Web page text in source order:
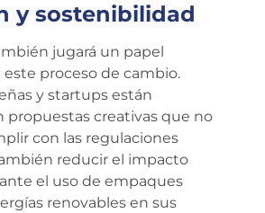
y sostenibilidad
jugará un papel
proceso de cambio.
y startups están
propuestas creativas que no
con las regulaciones
reducir el impacto
el uso de empaques
renovables en sus